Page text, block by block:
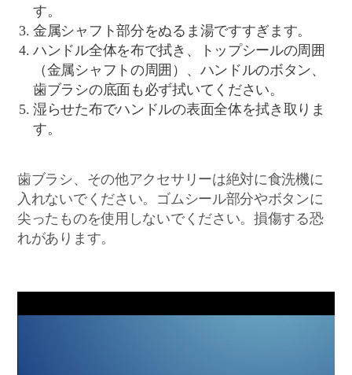
す。
金属シャフト部分をぬるま湯ですすぎます。
ハンドル全体を布で拭き、トップシールの周囲
（金属シャフトの周囲）、ハンドルのボタン、
歯ブラシの底面も必ず拭いてください。
湿らせた布でハンドルの表面全体を拭き取りま
す。
歯ブラシ、その他アクセサリーは絶対に食洗機に
入れないでください。ゴムシール部分やボタンに
尖ったものを使用しないでください。損傷する恐
れがあります。